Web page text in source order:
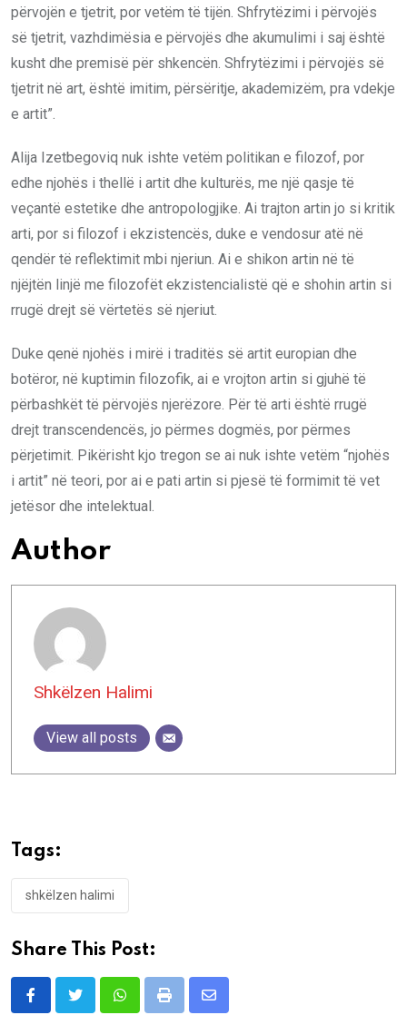
përvojën e tjetrit, por vetëm të tijën. Shfrytëzimi i përvojës
së tjetrit, vazhdimësia e përvojës dhe akumulimi i saj është
kusht dhe premisë për shkencën. Shfrytëzimi i përvojës së
tjetrit në art, është imitim, përsëritje, akademizëm, pra vdekje
e artit”.
Alija Izetbegoviq nuk ishte vetëm politikan e filozof, por
edhe njohës i thellë i artit dhe kulturës, me një qasje të
veçantë estetike dhe antropologjike. Ai trajton artin jo si kritik
arti, por si filozof i ekzistencës, duke e vendosur atë në
qendër të reflektimit mbi njeriun. Ai e shikon artin në të
njëjtën linjë me filozofët ekzistencialistë që e shohin artin si
rrugë drejt së vërtetës së njeriut.
Duke qenë njohës i mirë i traditës së artit europian dhe
botëror, në kuptimin filozofik, ai e vrojton artin si gjuhë të
përbashkët të përvojës njerëzore. Për të arti është rrugë
drejt transcendencës, jo përmes dogmës, por përmes
përjetimit. Pikërisht kjo tregon se ai nuk ishte vetëm “njohës
i artit” në teori, por ai e pati artin si pjesë të formimit të vet
jetësor dhe intelektual.
Author
Shkëlzen Halimi
View all posts
Tags:
shkëlzen halimi
Share This Post:
WhatsappPrint
Share